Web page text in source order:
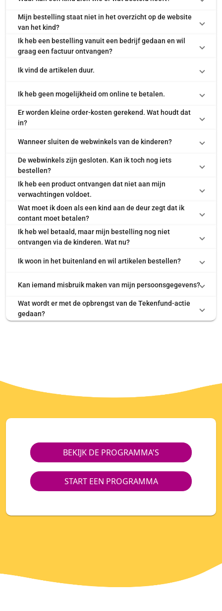
Mijn bestelling staat niet in het overzicht op de website
van het kind?
Ik heb een bestelling vanuit een bedrijf gedaan en wil
graag een factuur ontvangen?
Ik vind de artikelen duur.
Ik heb geen mogelijkheid om online te betalen.
Er worden kleine order-kosten gerekend. Wat houdt dat
in?
Wanneer sluiten de webwinkels van de kinderen?
De webwinkels zijn gesloten. Kan ik toch nog iets
bestellen?
Ik heb een product ontvangen dat niet aan mijn
verwachtingen voldoet.
Wat moet ik doen als een kind aan de deur zegt dat ik
contant moet betalen?
Ik heb wel betaald, maar mijn bestelling nog niet
ontvangen via de kinderen. Wat nu?
Ik woon in het buitenland en wil artikelen bestellen?
Kan iemand misbruik maken van mijn persoonsgegevens?
Wat wordt er met de opbrengst van de Tekenfund-actie
gedaan?
BEKIJK DE PROGRAMMA'S
START EEN PROGRAMMA